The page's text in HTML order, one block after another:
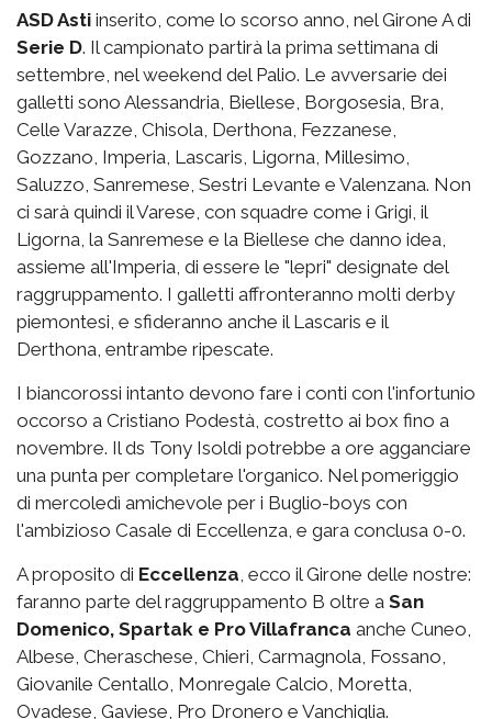
ASD Asti inserito, come lo scorso anno, nel Girone A di
Serie D. Il campionato partirà la prima settimana di
settembre, nel weekend del Palio. Le avversarie dei
galletti sono Alessandria, Biellese, Borgosesia, Bra,
Celle Varazze, Chisola, Derthona, Fezzanese,
Gozzano, Imperia, Lascaris, Ligorna, Millesimo,
Saluzzo, Sanremese, Sestri Levante e Valenzana. Non
ci sarà quindi il Varese, con squadre come i Grigi, il
Ligorna, la Sanremese e la Biellese che danno idea,
assieme all'Imperia, di essere le "lepri" designate del
raggruppamento. I galletti affronteranno molti derby
piemontesi, e sfideranno anche il Lascaris e il
Derthona, entrambe ripescate.
I biancorossi intanto devono fare i conti con l'infortunio
occorso a Cristiano Podestà, costretto ai box fino a
novembre. Il ds Tony Isoldi potrebbe a ore agganciare
una punta per completare l'organico. Nel pomeriggio
di mercoledì amichevole per i Buglio-boys con
l'ambizioso Casale di Eccellenza, e gara conclusa 0-0.
A proposito di Eccellenza , ecco il Girone delle nostre:
faranno parte del raggruppamento B oltre a San
Domenico, Spartak e Pro Villafranca anche Cuneo,
Albese, Cheraschese, Chieri, Carmagnola, Fossano,
Giovanile Centallo, Monregale Calcio, Moretta,
Ovadese, Gaviese, Pro Dronero e Vanchiglia.